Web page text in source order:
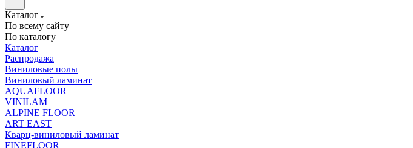
Каталог
По всему сайту
По каталогу
Каталог
Распродажа
Виниловые полы
Виниловый ламинат
AQUAFLOOR
VINILAM
ALPINE FLOOR
ART EAST
Кварц-виниловый ламинат
FINEFLOOR